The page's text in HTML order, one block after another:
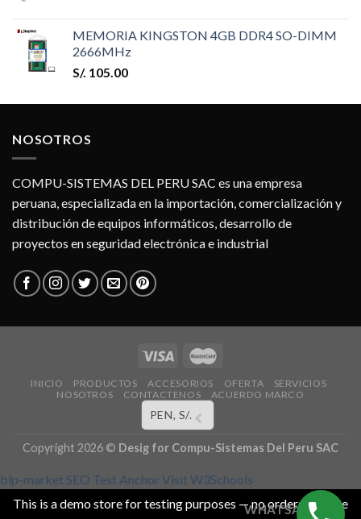
MEMORIA KINGSTON 4GB DDR4 SO-DIMM
2666MHz
S/. 105.00
NOSOTROS
COMPU-SISTEMAS DEL PERU SAC es una empresa
peruana, especializada en la importación, comercialización y
distribución de equipos informáticos, desarrollo de
proyectos en seguridad electrónica e industrial
INICIO PRODUCTOS ACCESORIOS OFERTA
SERVICIOS
NOSOTROS
CONTACTENOS ACUERDO MARCO
PEN, S/.
Copyright 2026 © Desig for Compu-Sistemas Del Peru SAC
blp-marketSEO Test Anchor Visit W3Schools
This is a demo store for testing purposes — no orders shall be
WHATSAPP